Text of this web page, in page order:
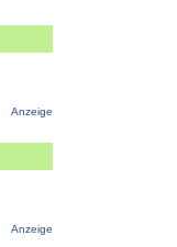
Anzeige
Anzeige